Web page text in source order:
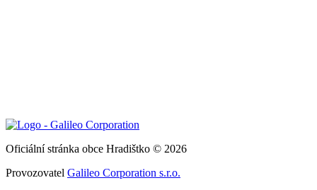
Oficiální stránka obce Hradištko © 2026
Provozovatel Galileo Corporation s.r.o.